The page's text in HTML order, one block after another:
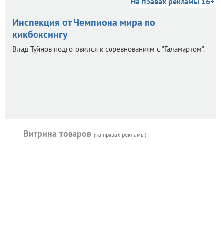
Инспекция от Чемпиона мира по
кикбоксингу
Влад Туйнов подготовился к соревнованиям с "Галамартом".
Витрина товаров (на правах рекламы)